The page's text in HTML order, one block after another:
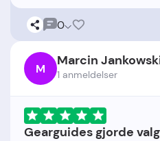
0
M Marcin
1 anmeldelser
Gearguides gjorde